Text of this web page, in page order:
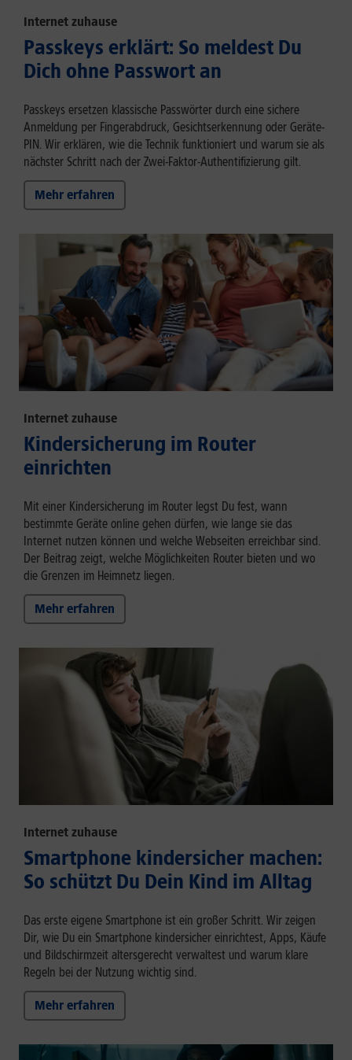
Internet zuhause
Passkeys erklärt: So meldest Du
Dich ohne Passwort an
Passkeys ersetzen klassische Passwörter durch eine sichere
Anmeldung per Fingerabdruck, Gesichtserkennung oder Geräte-
PIN. Wir erklären, wie die Technik funktioniert und warum sie als
nächster Schritt nach der Zwei-Faktor-Authentifizierung gilt.
Mehr erfahren
Internet zuhause
Kindersicherung im Router
einrichten
Mit einer Kindersicherung im Router legst Du fest, wann
bestimmte Geräte online gehen dürfen, wie lange sie das
Internet nutzen können und welche Webseiten erreichbar sind.
Der Beitrag zeigt, welche Möglichkeiten Router bieten und wo
die Grenzen im Heimnetz liegen.
Mehr erfahren
Internet zuhause
Smartphone kindersicher machen:
So schützt Du Dein Kind im Alltag
Das erste eigene Smartphone ist ein großer Schritt. Wir zeigen
Dir, wie Du ein Smartphone kindersicher einrichtest, Apps, Käufe
und Bildschirmzeit altersgerecht verwaltest und warum klare
Regeln bei der Nutzung wichtig sind.
Mehr erfahren